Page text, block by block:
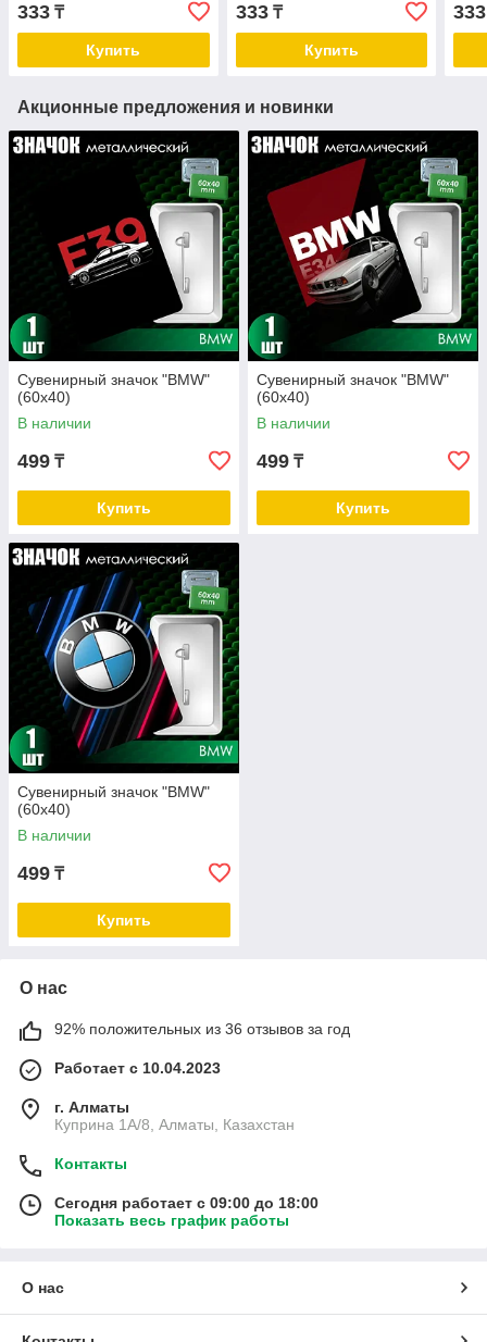
333 ₸
Купить
333₸
Купить
333
Акционные предложения и новинки
Сувенирный значок "BMW"
(60х40)
В наличии
499 ₸
Купить
Сувенирный значок "BMW"
(60х40)
В наличии
499 ₸
Купить
Сувенирный значок "BMW"
(60х40)
В наличии
499 ₸
Купить
О нас
92% положительных из 36 отзывов за год
Работает с 10.04.2023
г. Алматы
Куприна 1A/8, Алматы, Казахстан
Контакты
Сегодня работает с 09:00 до 18:00
Показать весь график работы
О нас